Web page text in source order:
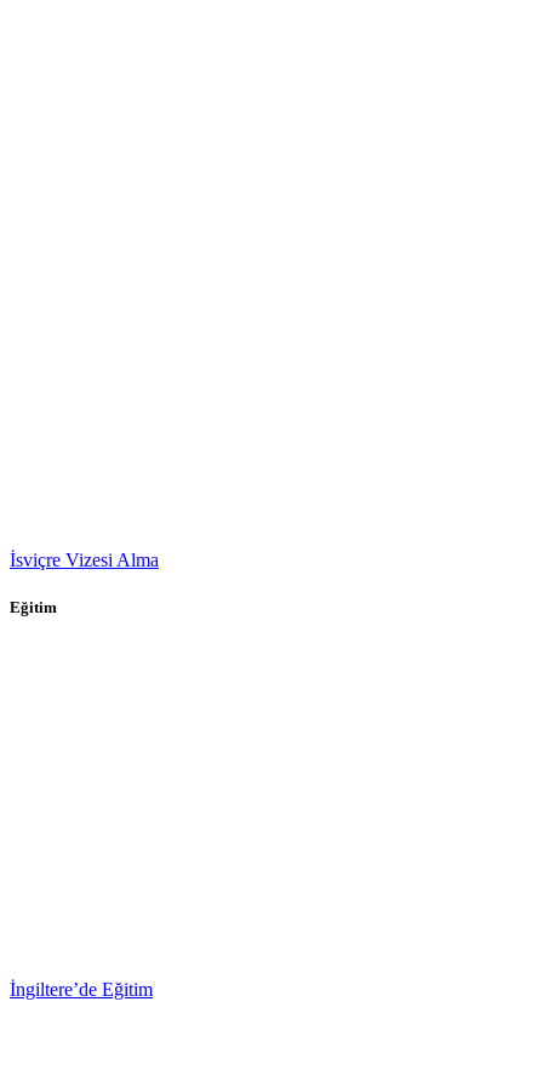
İsviçre Vizesi Alma
Eğitim
İngiltere’de Eğitim